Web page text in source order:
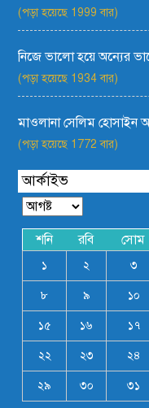
(পড়া হয়েছে 1999 বার)
নিজে ভালো হয়ে অন্যের
(পড়া হয়েছে 1934 বার)
মাওলানা সেলিম হোসাইন
(পড়া হয়েছে 1772 বার)
আর্কাইভ
শনি রবি সোম
১ ২ ৩
৮ ৯ ১০
১৫ ১৬ ১৭
২২ ২৩ ২৪
২৯ ৩০ ৩১